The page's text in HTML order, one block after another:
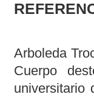
Arboleda
Cuerpo
universitario